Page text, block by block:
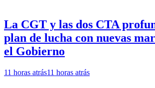
La CGT y las dos CTA
plan de lucha con nuevas
el Gobierno
11 horas atrás11 horas atrás